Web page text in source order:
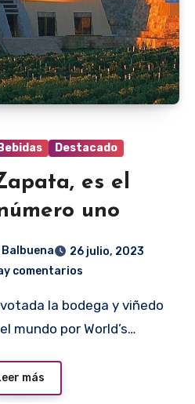
Bebidas Destacado
es el
uno
26 julio, 2023
comentarios
mundo por World’s…
más